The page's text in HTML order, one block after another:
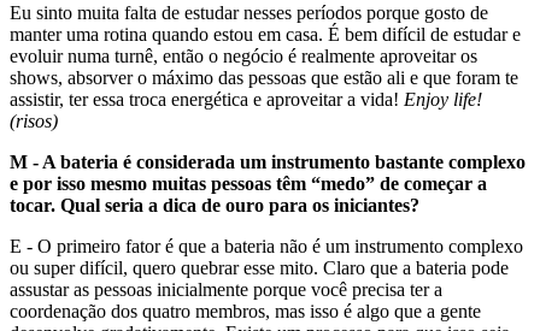
Eu sinto muita falta de estudar nesses períodos porque gosto de
manter uma rotina quando estou em casa. É bem difícil de estudar e
evoluir numa turnê, então o negócio é realmente aproveitar os
shows, absorver o máximo das pessoas que estão ali e que foram te
assistir, ter essa troca energética e aproveitar a vida! Enjoy life!
(risos)
M - A bateria é considerada um instrumento bastante complexo
e por isso mesmo muitas pessoas têm “medo” de começar a
tocar. Qual seria a dica de ouro para os iniciantes?
E - O primeiro fator é que a bateria não é um instrumento complexo
ou super difícil, quero quebrar esse mito. Claro que a bateria pode
assustar as pessoas inicialmente porque você precisa ter a
coordenação dos quatro membros, mas isso é algo que a gente